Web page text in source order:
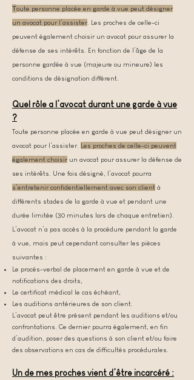
Toute personne placée en garde à vue peut désigner
un avocat pour l’assister. Les proches de celle-ci
peuvent également choisir un avocat pour assurer la
défense de ses intérêts. En fonction de l’âge de la
personne gardée à vue (majeure ou mineure) les
conditions de désignation diffèrent.
Quel rôle a l’avocat durant une garde à vue
?
Toute personne placée en garde à vue peut désigner un
avocat pour l’assister. Les proches de celle-ci peuvent
également choisirun avocat pour assurer la défense de
ses intérêts. Une fois désigné, l’avocat pourra
s’entretenir confidentiellement avec son client à
différents stades de la garde à vue et pendant une
durée limitée (30 minutes lors de chaque entretien).
L’avocat n’a pas accès à la procédure pendant la garde
à vue, mais peut cependant consulter les pièces
suivantes :
Le procès-verbal de placement en garde à vue et de
notifications des droits,
Le certificat médical le cas échéant,
Les auditions antérieures de son client.
L’avocat peut être présent pendant les auditions et/ou
confrontations. Ce dernier pourra également, en fin
d’audition, poser des questions à son client et/ou faire
des observations en cas de difficultés procédurales.
Un de mes proches vient d’être incarcéré :